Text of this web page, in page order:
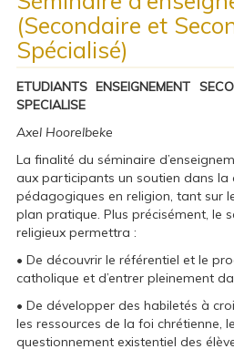
(Secondaire et
Spécialisé)
ETUDIANTS ENSEIGNEMENT
SPECIALISE
Axel Hoorelbeke
La finalité du séminaire
aux participants un soutien dans la
pédagogiques en religion, tant sur
plan pratique. Plus précisément, le
religieux permettra :
• De découvrir le référentiel et le
catholique et d’entrer pleinement
• De développer des habiletés à
les ressources de la foi chrétienne,
questionnement existentiel des